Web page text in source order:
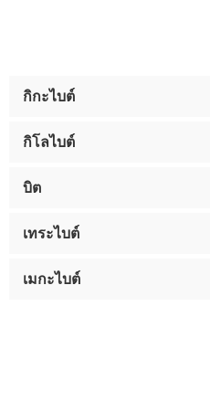
กิกะไบต์
กิโลไบต์
บิต
เทระไบต์
เมกะไบต์